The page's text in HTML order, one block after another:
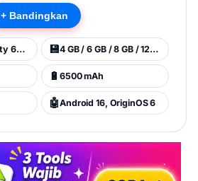
+ Bandingkan
Mediatek Dimensity 6300 (6 nm) 💾 4 GB / 6 GB / 8 GB / 128 GB
🔋 6500 mAh
🤖Android 16, OriginOS 6